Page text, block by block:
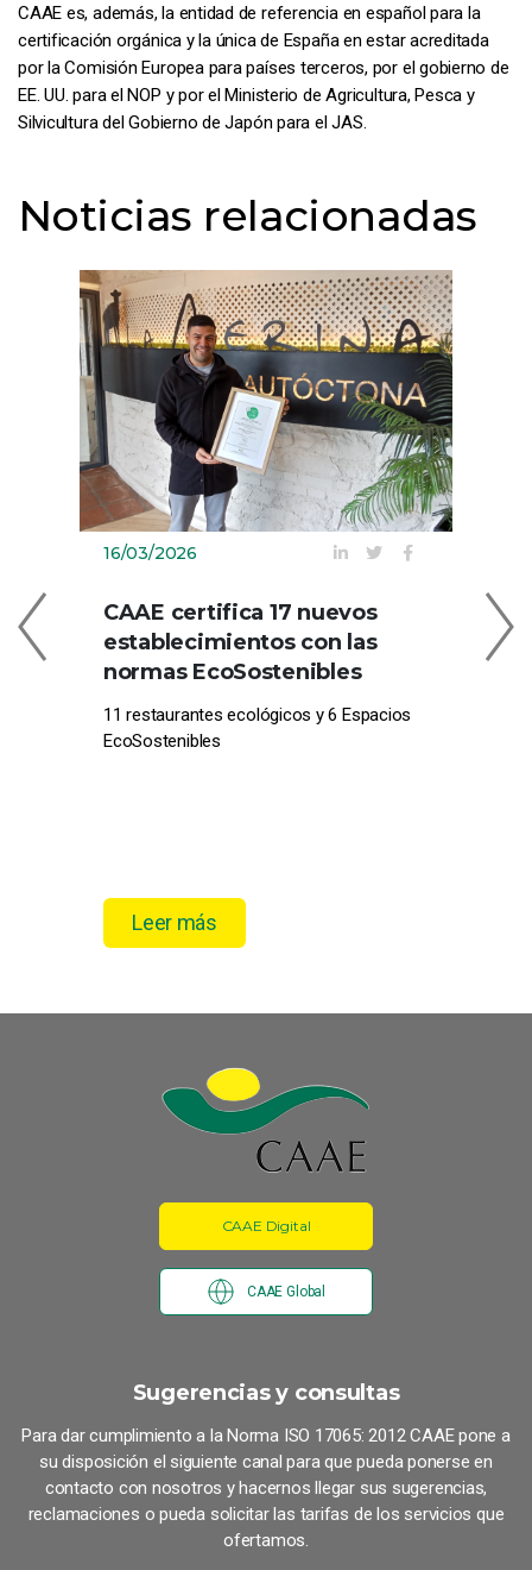
CAAE es, además, la entidad de referencia en español para la
certificación orgánica y la única de España en estar acreditada
por la Comisión Europea para países terceros, por el gobierno de
EE. UU. para el NOP y por el Ministerio de Agricultura, Pesca y
Silvicultura del Gobierno de Japón para el JAS.
Noticias relacionadas
16/03/2026
CAAE certifica 17 nuevos
establecimientos con las
normas EcoSostenibles
11 restaurantes ecológicos y 6 Espacios
EcoSostenibles
Leer más
Sugerencias y consultas
Para dar cumplimiento a la Norma ISO 17065: 2012 CAAE pone a
su disposición el siguiente canal para que pueda ponerse en
contacto con nosotros y hacernos llegar sus sugerencias,
reclamaciones o pueda solicitar las tarifas de los servicios que
ofertamos.
CAAE Digital
CAAE Global